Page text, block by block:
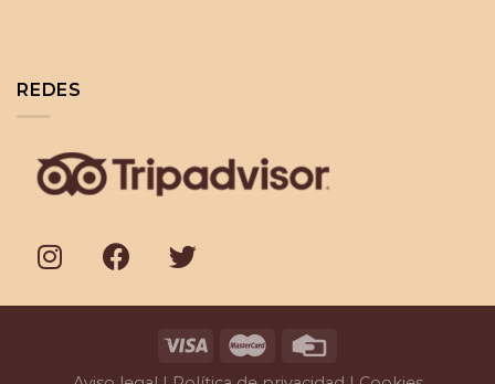
REDES